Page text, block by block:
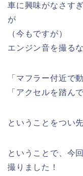
車に興味がなさす
が
（今もですが）
エンジン音を撮る
「マフラー付近で
「アクセルを踏ん
ということをつい
ということで、今
撮りました！